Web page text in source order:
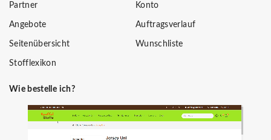
Partner
Angebote
Seitenübersicht
Stofflexikon
Konto
Auftragsverlauf
Wunschliste
Wie bestelle ich?